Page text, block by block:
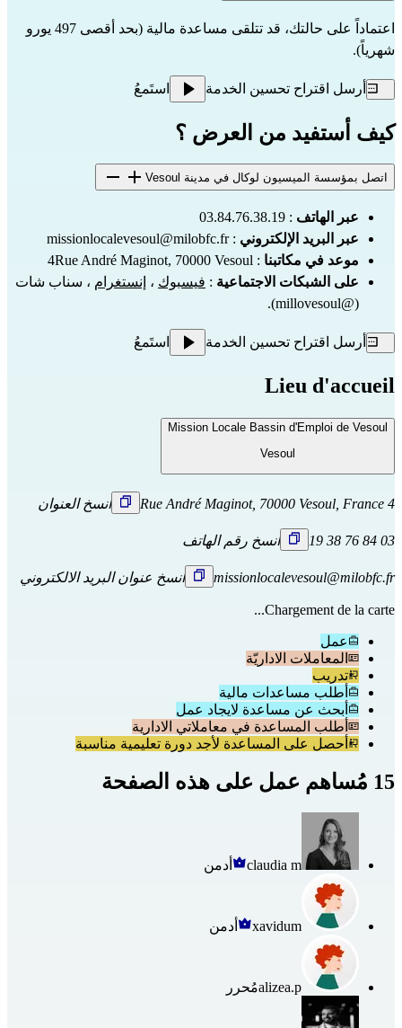
​اعتماداً على حالتك، قد تتلقى مساعدة مالية (بحد أقصى 497 يورو
شهرياً).
أرسل اقتراح تحسين الخدمة استَمعُ
كيف أستفيد من العرض ؟
اتصل بمؤسسة الميسيون لوكال في مدينة Vesoul
عبر الهاتف : 03.84.76.38.19
عبر البريد الإلكتروني :
missionlocalevesoul@milobfc.fr
موعد في مكاتبنا : 4Rue André Maginot, 70000 Vesoul
على الشبكات الاجتماعية : فيسبوك ، إنستغرام ، سناب شات
(@millovesoul).
أرسل اقتراح تحسين الخدمة استَمعُ
Lieu d'accueil
Mission Locale Bassin d'Emploi de Vesoul
Vesoul
4 Rue André Maginot, 70000 Vesoul, France انسخ العنوان
03 84 76 38 19 انسخ رقم الهاتف
missionlocalevesoul@milobfc.fr انسخ عنوان البريد الالكتروني
Chargement de la carte...
عمل
المعاملات الاداريّة
تدريب
أطلب مساعدات مالية
أبحث عن مساعدة لايجاد عمل
أطلب المساعدة في معاملاتي الادارية
أحصل على المساعدة لأجد دورة تعليمية مناسبة
15 مُساهم عمل على هذه الصفحة
claudia m أدمن
xavidum أدمن
alizea.pمُحرر